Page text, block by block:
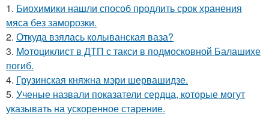
1. Биохимики нашли способ продлить срок хранения
мяса без заморозки.
2. Откуда взялась колыванская ваза?
3. Moтоциклист в ДТП с такси в подмосковной Балашихе
погиб.
4. Грузинская княжна мэри шервашидзе.
5. Ученые назвали показатели сердца, которые могут
указывать на ускоренное старение.